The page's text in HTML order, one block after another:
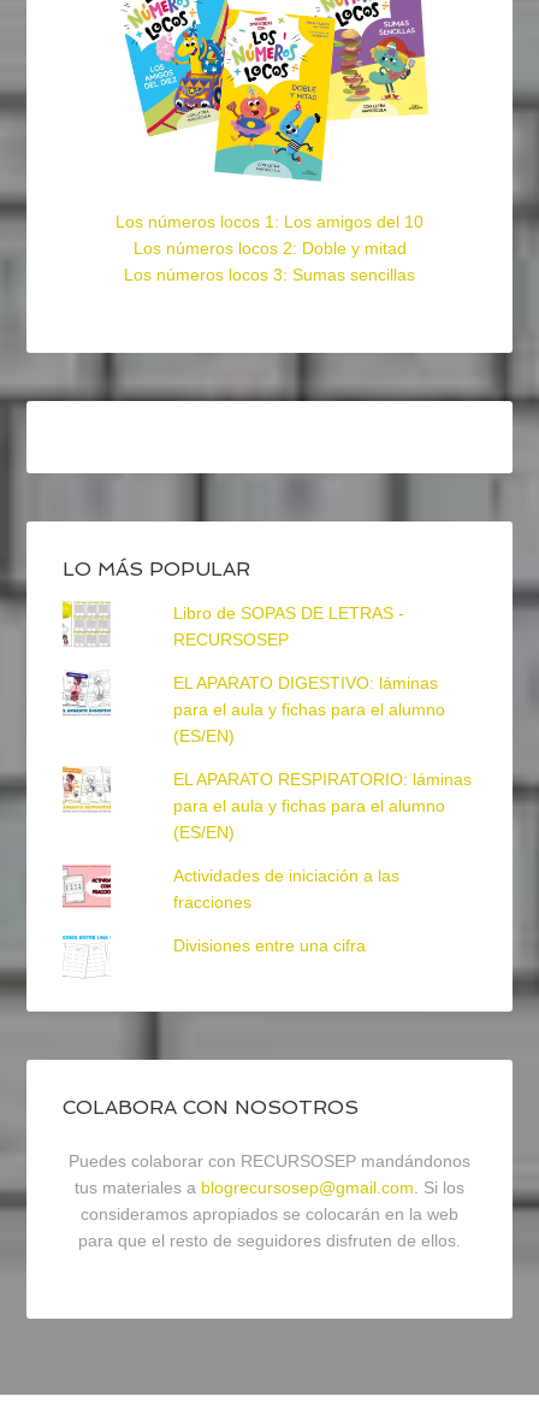
Los números locos 1: Los amigos del 10
Los números locos 2: Doble y mitad
Los números locos 3: Sumas sencillas
LO MÁS POPULAR
Libro de SOPAS DE LETRAS -
RECURSOSEP
EL APARATO DIGESTIVO: láminas
para el aula y fichas para el alumno
(ES/EN)
EL APARATO RESPIRATORIO: láminas
para el aula y fichas para el alumno
(ES/EN)
Actividades de iniciación a las
fracciones
Divisiones entre una cifra
COLABORA CON NOSOTROS
Puedes colaborar con RECURSOSEP mandándonos
tus materiales a blogrecursosep@gmail.com. Si los
consideramos apropiados se colocarán en la web
para que el resto de seguidores disfruten de ellos.